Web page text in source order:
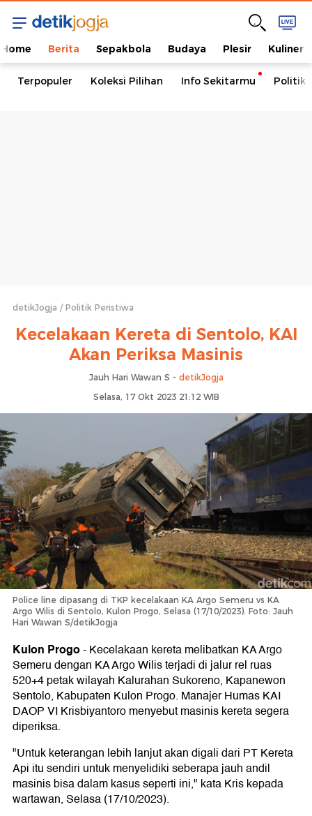
Home Berita Sepakbola Budaya Plesir Kuliner
Terpopuler Koleksi Pilihan Info Sekitarmu Politik
detikJogja Politik Peristiwa
Kecelakaan Kereta di Sentolo, KAI
Akan Periksa Masinis
Jauh Hari Wawan S - detikJogja
Selasa, 17 Okt 2023 21:12 WIB
Police line dipasang di TKP kecelakaan KA Argo Semeru vs KA
Argo Wilis di Sentolo, Kulon Progo, Selasa (17/10/2023). Foto: Jauh
Hari Wawan S/detikJogja
Kulon Progo-Kecelakaan kereta melibatkan KA Argo
Semeru dengan KA Argo Wilis terjadi di jalur rel ruas
520+4 petak wilayah Kalurahan Sukoreno, Kapanewon
Sentolo, Kabupaten Kulon Progo. Manajer Humas KAI
DAOP VI Krisbiyantoro menyebut masinis kereta segera
diperiksa.
"Untuk keterangan lebih lanjut akan digali dari PT Kereta
Api itu sendiri untuk menyelidiki seberapa jauh andil
masinis bisa dalam kasus seperti ini," kata Kris kepada
wartawan, Selasa (17/10/2023).